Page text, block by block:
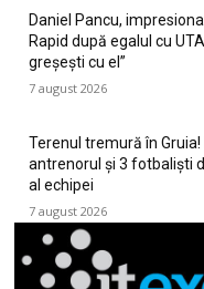
Daniel Pancu,
Rapid după egalul cu
greșești cu el”
7 august 2026
Terenul tremură în
antrenorul și 3 fotbaliști
al echipei
7 august 2026